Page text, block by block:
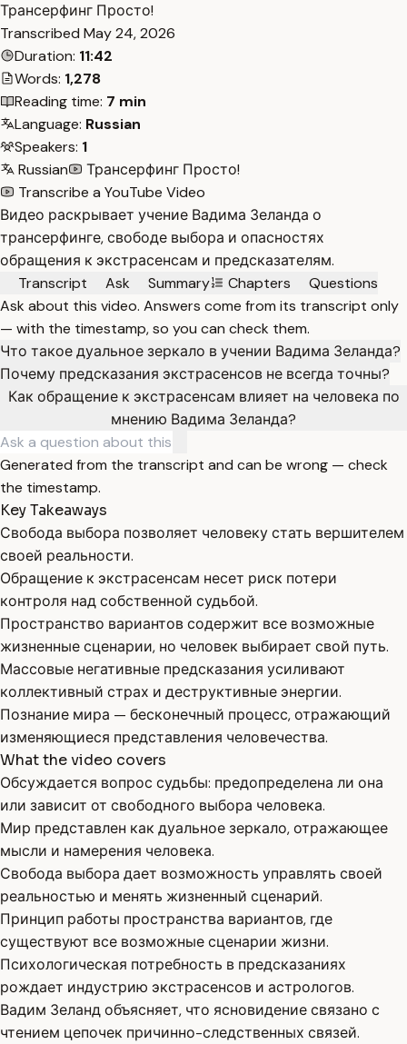
Трансерфинг Просто!
Transcribed May 24, 2026
Duration: 11:42
Words: 1,278
Reading time: 7 min
Language: Russian
Speakers: 1
Russian
Трансерфинг Просто!
Transcribe a YouTube Video
Видео раскрывает учение Вадима Зеланда о
трансерфинге, свободе выбора и опасностях
обращения к экстрасенсам и предсказателям.
Transcript
Ask Summary Chapters
Questions
Ask about this video. Answers come from its transcript only
— with the timestamp, so you can check them.
Что такое дуальное зеркало в учении Вадима Зеланда?
Почему предсказания экстрасенсов не всегда точны?
Как обращение к экстрасенсам влияет на человека по
мнению Вадима Зеланда?
Generated from the transcript and can be wrong — check
the timestamp.
Key Takeaways
Свобода выбора позволяет человеку стать вершителем
своей реальности.
Обращение к экстрасенсам несет риск потери
контроля над собственной судьбой.
Пространство вариантов содержит все возможные
жизненные сценарии, но человек выбирает свой путь.
Массовые негативные предсказания усиливают
коллективный страх и деструктивные энергии.
Познание мира — бесконечный процесс, отражающий
изменяющиеся представления человечества.
What the video covers
Обсуждается вопрос судьбы: предопределена ли она
или зависит от свободного выбора человека.
Мир представлен как дуальное зеркало, отражающее
мысли и намерения человека.
Свобода выбора дает возможность управлять своей
реальностью и менять жизненный сценарий.
Принцип работы пространства вариантов, где
существуют все возможные сценарии жизни.
Психологическая потребность в предсказаниях
рождает индустрию экстрасенсов и астрологов.
Вадим Зеланд объясняет, что ясновидение связано с
чтением цепочек причинно-следственных связей.